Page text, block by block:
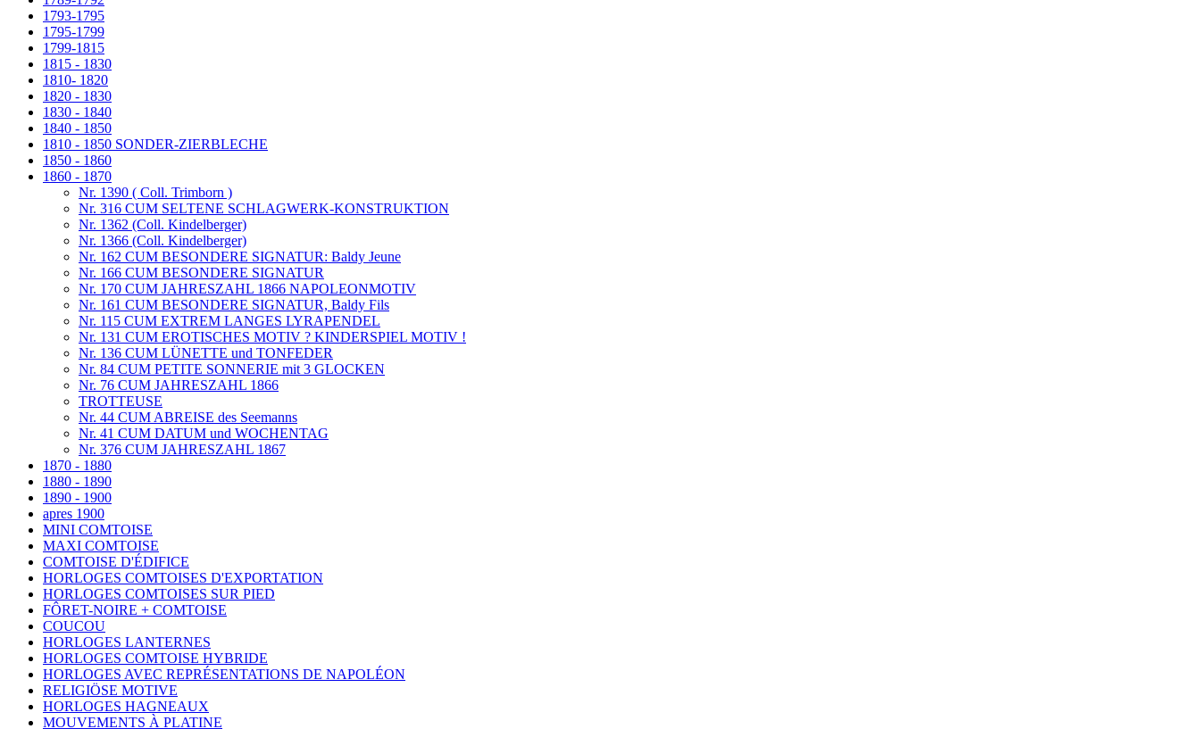
1793-1795
1795-1799
1799-1815
1815 - 1830
1810- 1820
1820 - 1830
1830 - 1840
1840 - 1850
1810 - 1850 SONDER-ZIERBLECHE
1850 - 1860
1860 - 1870
Nr. 1390 ( Coll. Trimborn )
Nr. 316 CUM SELTENE SCHLAGWERK-KONSTRUKTION
Nr. 1362 (Coll. Kindelberger)
Nr. 1366 (Coll. Kindelberger)
Nr. 162 CUM BESONDERE SIGNATUR: Baldy Jeune
Nr. 166 CUM BESONDERE SIGNATUR
Nr. 170 CUM JAHRESZAHL 1866 NAPOLEONMOTIV
Nr. 161 CUM BESONDERE SIGNATUR, Baldy Fils
Nr. 115 CUM EXTREM LANGES LYRAPENDEL
Nr. 131 CUM EROTISCHES MOTIV ? KINDERSPIEL MOTIV !
Nr. 136 CUM LÜNETTE und TONFEDER
Nr. 84 CUM PETITE SONNERIE mit 3 GLOCKEN
Nr. 76 CUM JAHRESZAHL 1866
TROTTEUSE
Nr. 44 CUM ABREISE des Seemanns
Nr. 41 CUM DATUM und WOCHENTAG
Nr. 376 CUM JAHRESZAHL 1867
1870 - 1880
1880 - 1890
1890 - 1900
apres 1900
MINI COMTOISE
MAXI COMTOISE
COMTOISE D'ÉDIFICE
HORLOGES COMTOISES D'EXPORTATION
HORLOGES COMTOISES SUR PIED
FÔRET-NOIRE + COMTOISE
COUCOU
HORLOGES LANTERNES
HORLOGES COMTOISE HYBRIDE
HORLOGES AVEC REPRÉSENTATIONS DE NAPOLÉON
RELIGIÖSE MOTIVE
HORLOGES HAGNEAUX
MOUVEMENTS À PLATINE